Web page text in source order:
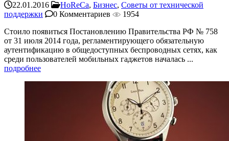
22.01.2016 HoReCa, Бизнес, Советы от технической
поддержки
0 Комментариев
1954
Стоило появиться Постановлению Правительства РФ № 758
от 31 июля 2014 года, регламентирующего обязательную
аутентификацию в общедоступных беспроводных сетях, как
среди пользователей мобильных гаджетов началась ...
подробнее